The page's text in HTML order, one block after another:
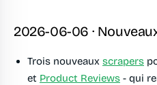
2026-06-06 ·
Trois nouveaux scrapers
et Product Reviews - qui